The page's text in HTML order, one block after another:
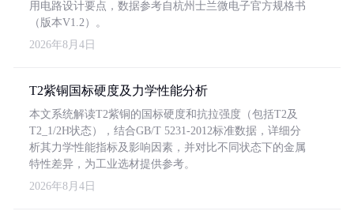
用电路设计要点，数据参考自杭州士兰微电子官方规格书
（版本V1.2）。
2026年8月4日
T2紫铜国标硬度及力学性能分析
本文系统解读T2紫铜的国标硬度和抗拉强度（包括T2及
T2_1/2H状态），结合GB/T 5231-2012标准数据，详细分
析其力学性能指标及影响因素，并对比不同状态下的金属
特性差异，为工业选材提供参考。
2026年8月4日